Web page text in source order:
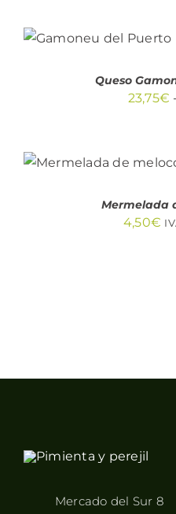
OPCIONES ESTE
PUEDEN
LA
PÁGINA
/
Queso
23,75€
CARRITO
/
Mermelada
4,50€
Mercado del Sur 8